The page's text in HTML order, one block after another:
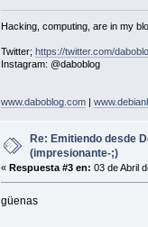
Hacking, computing, are in my
Twitter; https://twitter.com/
Instagram: @daboblog
www.daboblog.com|
Re: Emitiendo desde
(impresionante-;)
« Respuesta #3 en: 03 de Abril
güenas